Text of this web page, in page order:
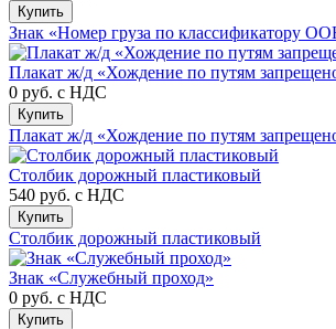
Купить
Знак «Номер груза по классификатору
Плакат ж/д «Хождение по путям
0 руб. с НДС
Купить
Плакат ж/д «Хождение по путям
Столбик дорожный пластиковый
540 руб. с НДС
Купить
Столбик дорожный пластиковый
Знак «Служебный проход»
0 руб. с НДС
Купить